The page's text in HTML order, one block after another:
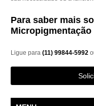
Para saber mais
Micropigmentação
Ligue para(11) 99844-5992